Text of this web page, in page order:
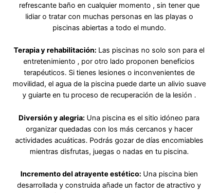
refrescante baño en cualquier momento , sin tener que
lidiar o tratar con muchas personas en las playas o
piscinas abiertas a todo el mundo.
Terapia y rehabilitación: Las piscinas no solo son para el
entretenimiento , por otro lado proponen beneficios
terapéuticos. Si tienes lesiones o inconvenientes de
movilidad, el agua de la piscina puede darte un alivio suave
y guiarte en tu proceso de recuperación de la lesión .
Diversión y alegria: Una piscina es el sitio idóneo para
organizar quedadas con los más cercanos y hacer
actividades acuáticas. Podrás gozar de días encomiables
mientras disfrutas, juegas o nadas en tu piscina.
Incremento del atrayente estético:Una piscina bien
desarrollada y construida añade un factor de atractivo y